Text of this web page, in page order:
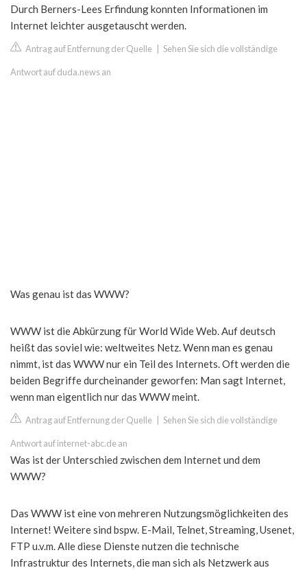
Durch Berners-Lees Erfindung konnten Informationen im
Internet leichter ausgetauscht werden.
Antrag auf Entfernung der Quelle Sehen Sie sich die vollständige
Antwort auf duda.news an
Was genau ist das WWW?
WWW ist die Abkürzung für World Wide Web. Auf deutsch
heißt das soviel wie: weltweites Netz. Wenn man es genau
nimmt, ist das WWW nur ein Teil des Internets. Oft werden die
beiden Begriffe durcheinander geworfen: Man sagt Internet,
wenn man eigentlich nur das WWW meint.
Antrag auf Entfernung der Quelle Sehen Sie sich die vollständige
Antwort auf internet-abc.de an
Was ist der Unterschied zwischen dem Internet und dem
WWW?
Das WWW ist eine von mehreren Nutzungsmöglichkeiten des
Internet! Weitere sind bspw. E-Mail, Telnet, Streaming, Usenet,
FTP u.v.m. Alle diese Dienste nutzen die technische
Infrastruktur des Internets, die man sich als Netzwerk aus